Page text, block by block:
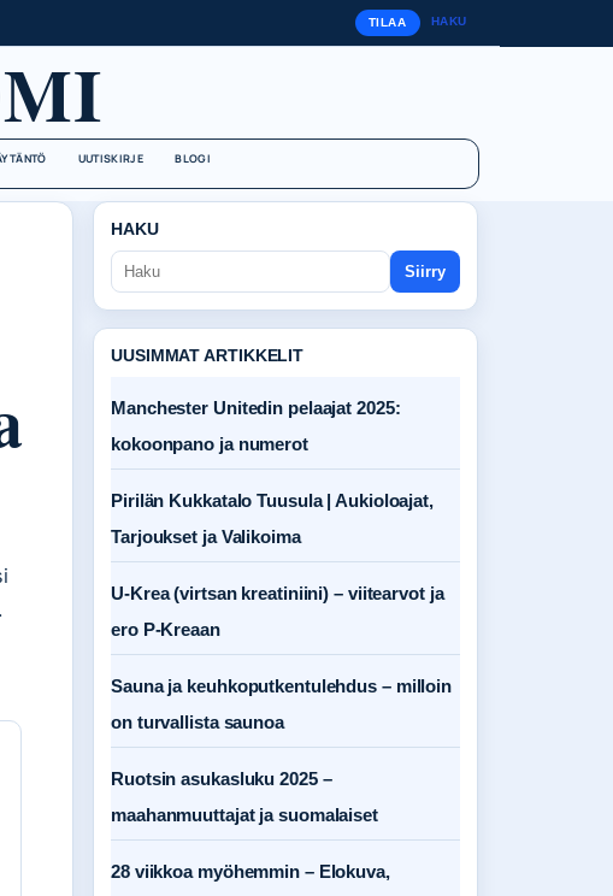
TILAA HAKU
UUTISKIRJE BLOGI
HAKU
Siirry
UUSIMMAT ARTIKKELIT
Manchester Unitedin pelaajat 2025:
kokoonpano ja numerot
Pirilän Kukkatalo Tuusula | Aukioloajat,
Tarjoukset ja Valikoima
U-Krea (virtsan kreatiniini) – viitearvot ja
ero P-Kreaan
Sauna ja keuhkoputkentulehdus – milloin
on turvallista saunoa
Ruotsin asukasluku 2025 –
maahanmuuttajat ja suomalaiset
28 viikkoa myöhemmin – Elokuva,